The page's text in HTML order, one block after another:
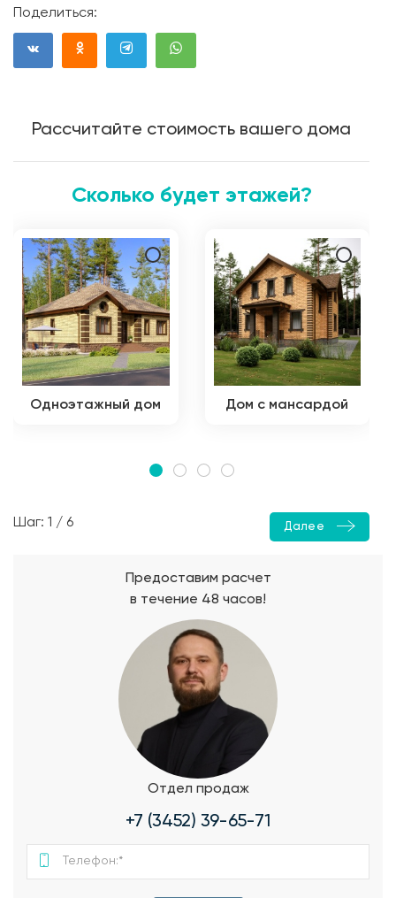
Поделиться:
Рассчитайте стоимость вашего дома
Сколько будет этажей?
Одноэтажный дом Дом с мансардой
Шаг: 1 / 6 Далее
Предоставим расчет
в течение 48 часов!
Отдел продаж
+7 (3452) 39-65-71